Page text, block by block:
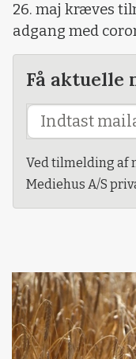
26. maj kræves
adgang med
Få aktuelle
Ved tilmelding af
Mediehus A/S